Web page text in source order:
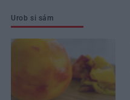
Urob si sám